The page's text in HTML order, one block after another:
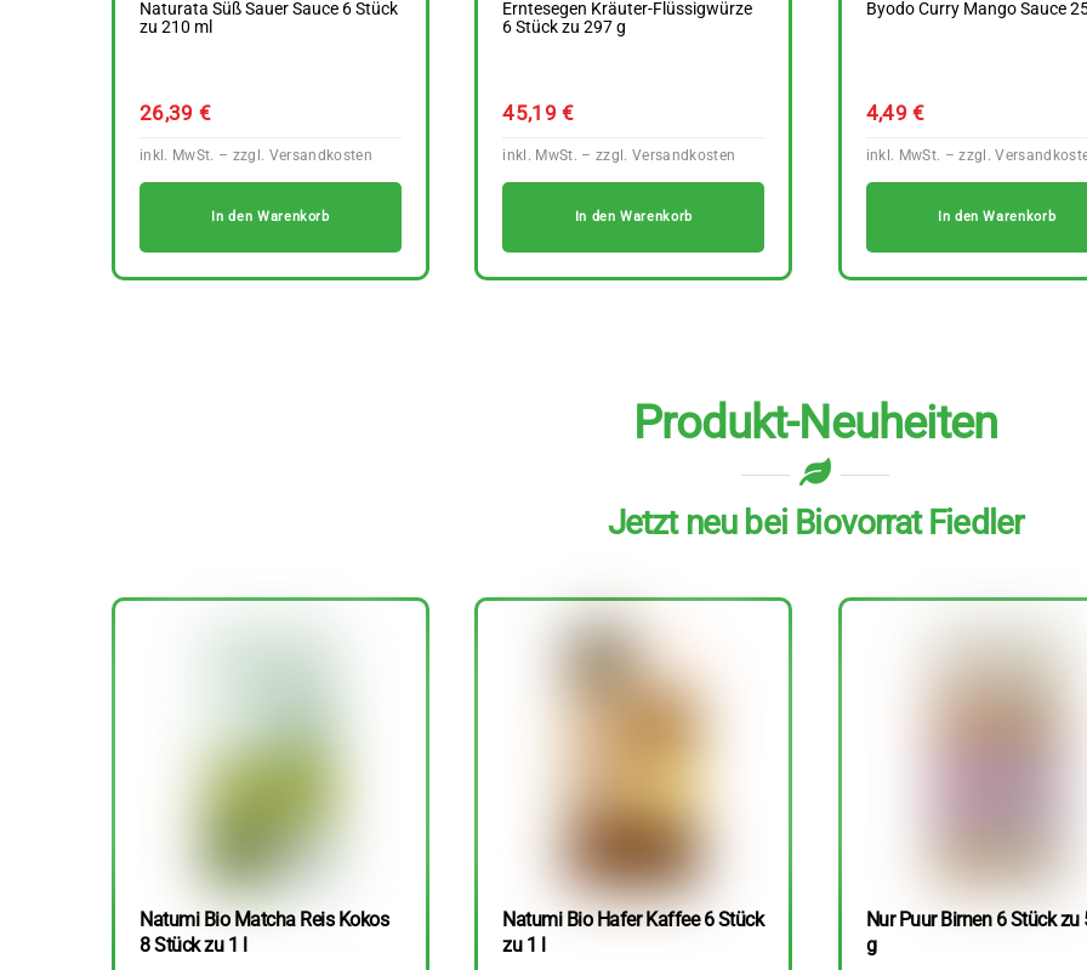
Naturata Süß Sauer Sauce 6 Stück
zu 210 ml
26,39€
In den Warenkorb
Erntesegen Kräuter-Flüssigwürze
6 Stück zu 297 g
45,19€
In den Warenkorb
Byodo Curry Mango Sauce
4,49€
In den Warenkorb
Produkt-Neuheiten
Jetzt neu bei Biovorrat Fiedler
Natumi Bio Matcha Reis Kokos
8 Stück zu 1 l
Natumi Bio Hafer Kaffee 6 Stück
zu 1 l
Nur Puur Birnen 6 Stück zu
g